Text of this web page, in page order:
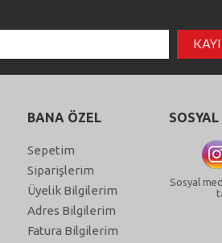
BANA ÖZEL
Sepetim
Siparişlerim
Üyelik Bilgilerim
Adres Bilgilerim
Fatura Bilgilerim
SOSYAL
Sosyal